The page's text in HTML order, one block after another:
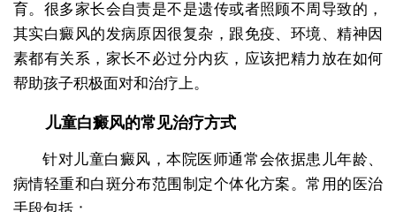
育。很多家长会自责是不是遗传或者照顾不周导致的，
其实白癜风的发病原因很复杂，跟免疫、环境、精神因
素都有关系，家长不必过分内疚，应该把精力放在如何
帮助孩子积极面对和治疗上。
儿童白癜风的常见治疗方式
针对儿童白癜风，本院医师通常会依据患儿年龄、
病情轻重和白斑分布范围制定个体化方案。常用的医治